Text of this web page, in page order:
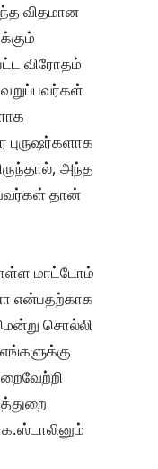
விதமான
விரோதம்
அந்த
தான்
மாட்டோம்
என்பதற்காக
சொல்லி